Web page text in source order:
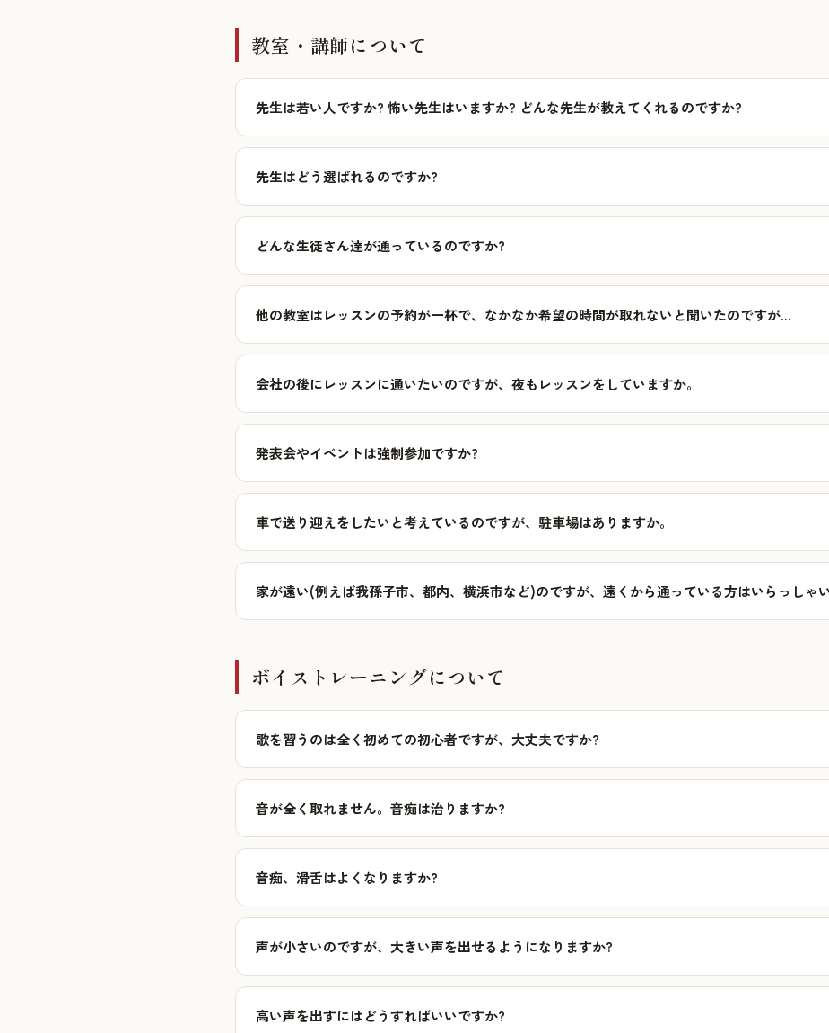
教室・講師について
先生は若い人ですか? 怖い先生はいますか? どんな先生が教えてくれるのですか?
先生はどう選ばれるのですか?
どんな生徒さん達が通っているのですか?
他の教室はレッスンの予約が一杯で、なかなか希望の時間が取れないと聞いたのですが…
会社の後にレッスンに通いたいのですが、夜もレッスンをしていますか。
発表会やイベントは強制参加ですか?
車で送り迎えをしたいと考えているのですが、駐車場はありますか。
家が遠い(例えば我孫子市、都内、横浜市など)のですが、遠くから通っている方はいらっしゃい
ボイストレーニングについて
歌を習うのは全く初めての初心者ですが、大丈夫ですか?
音が全く取れません。音痴は治りますか?
音痴、滑舌はよくなりますか?
声が小さいのですが、大きい声を出せるようになりますか?
高い声を出すにはどうすればいいですか?